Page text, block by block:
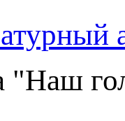
"Наш